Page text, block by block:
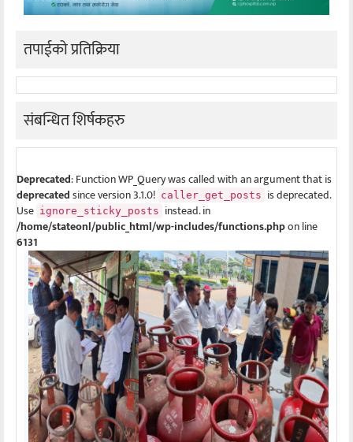
तपाईको प्रतिक्रिया
संबन्धित शिर्षकहरु
Deprecated: Function WP_Query was called with an argument that is
deprecatedsince version 3.1.0! caller_get_posts is deprecated.
Use ignore_sticky_posts instead. in
/home/stateonl/public_html/wp-includes/functions.phpon line
6131